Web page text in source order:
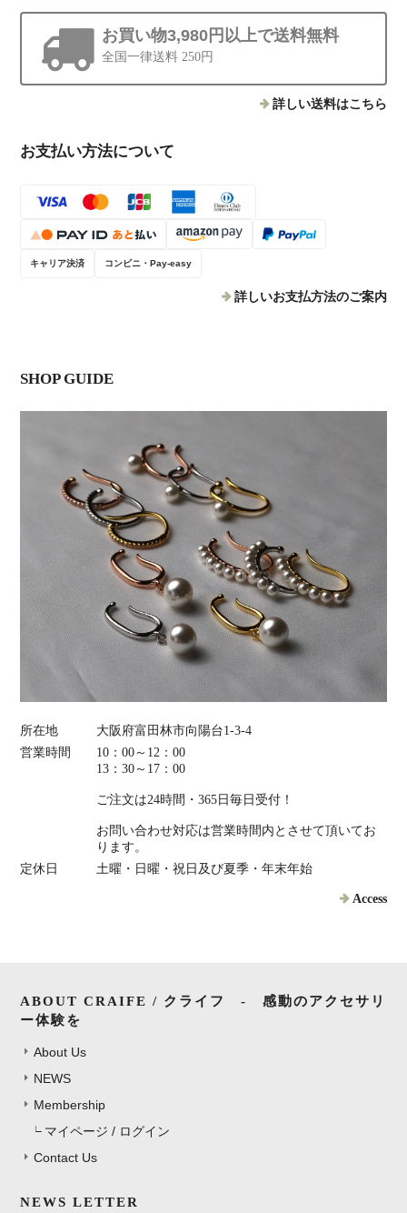
お買い物3,980円以上で送料無料
全国一律送料 250円
詳しい送料はこちら
お支払い方法について
キャリア決済 コンビニ・Pay-easy
詳しいお支払方法のご案内
SHOP GUIDE
所在地
大阪府富田林市向陽台1-3-4
営業時間
10：00～12：00
13：30～17：00
ご注文は24時間・365日毎日受付！
お問い合わせ対応は営業時間内とさせて頂いてお
ります。
定休日
土曜・日曜・祝日及び夏季・年末年始
Access
ABOUT CRAIFE / クライフ - 感動のアクセサリ
ー体験を
About Us
NEWS
Membership
マイページ / ログイン
Contact Us
NEWS LETTER